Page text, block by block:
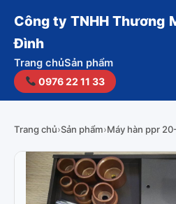
Công ty TNHH Thương
Đình
Trang chủSản phẩm
0976 22 11 33
Trang chủ›Sản phẩm›Máy hàn ppr